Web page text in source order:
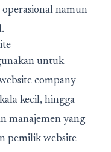
namun
untuk
company
kecil, hingga
manajemen yang
pemilik website